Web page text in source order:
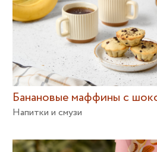
Банановые маффины с
Напитки и смузи